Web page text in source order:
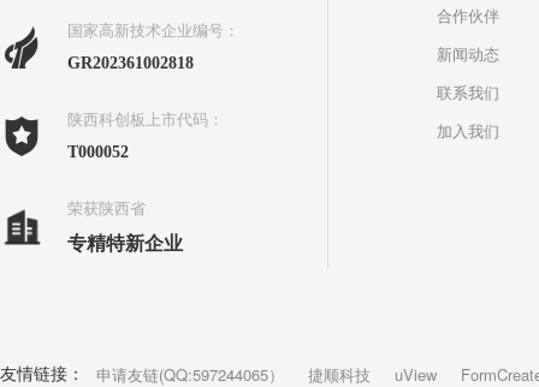
国家高新技术企业编号：
GR202361002818
陕西科创板上市代码：
T000052
荣获陕西省
专精特新企业
合作伙伴
新闻动态
联系我们
加入我们
友情链接： 申请友链(QQ:597244065） 捷顺科技 uView